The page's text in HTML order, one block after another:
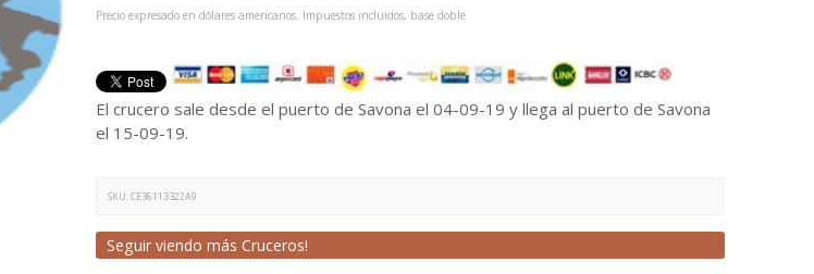
Precio expresado en dólares americanos. Impuestos incluidos, base doble
El crucero sale desde el puerto de Savona el 04-09-19 y llega al puerto de Savona
el 15-09-19.
SKU:CE36113322A9
Seguir viendo más Cruceros!